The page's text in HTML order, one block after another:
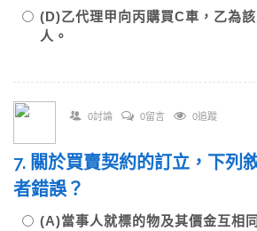
(D)乙代理甲向丙購買C車，乙為
人。
0討論 0留言 0追蹤
7. 關於買賣契約的訂立，下列
者錯誤？
(A)當事人就標的物及其價金互相